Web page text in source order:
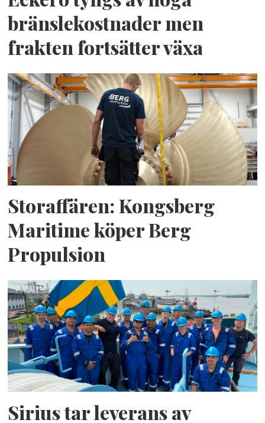
bränslekostnader men
frakten fortsätter växa
Storaffären: Kongsberg
Maritime köper Berg
Propulsion
Sirius tar leverans av